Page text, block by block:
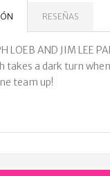
RESEÑAS
LOEB AND JIM LEE
takes a dark turn
team up!